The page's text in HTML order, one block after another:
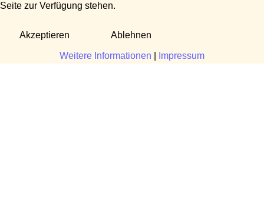
Seite zur Verfügung stehen.
Akzeptieren Ablehnen
Weitere Informationen Impressum